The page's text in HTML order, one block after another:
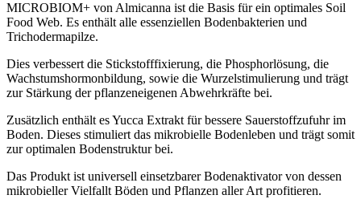
MICROBIOM+ von Almicanna ist die Basis für ein optimales Soil
Food Web. Es enthält alle essenziellen Bodenbakterien und
Trichodermapilze.
Dies verbessert die Stickstofffixierung, die Phosphorlösung, die
Wachstumshormonbildung, sowie die Wurzelstimulierung und trägt
zur Stärkung der pflanzeneigenen Abwehrkräfte bei.
Zusätzlich enthält es Yucca Extrakt für bessere Sauerstoffzufuhr im
Boden. Dieses stimuliert das mikrobielle Bodenleben und trägt somit
zur optimalen Bodenstruktur bei.
Das Produkt ist universell einsetzbarer Bodenaktivator von dessen
mikrobieller Vielfallt Böden und Pflanzen aller Art profitieren.